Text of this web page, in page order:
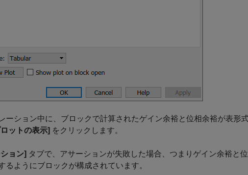
ーション中に、ブロックで計算されたゲイン余裕と位相余裕が表形
ットの表示] をクリックします。
ョン] タブで、アサーションが失敗した場合、つまりゲイン余裕と
るようにブロックが構成されています。